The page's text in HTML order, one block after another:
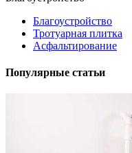
Благоустройство
Тротуарная плитка
Асфальтирование
Популярные статьи